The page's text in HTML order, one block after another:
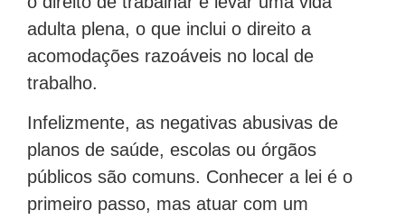
adulta plena, o que inclui o direito a
acomodações razoáveis no local de
trabalho.
Infelizmente, as negativas abusivas de
planos de saúde, escolas ou órgãos
públicos são comuns. Conhecer a lei é o
primeiro passo, mas atuar com um